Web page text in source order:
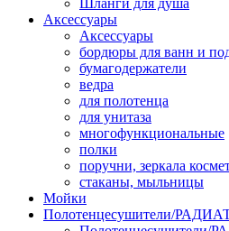
Шланги для душа
Аксессуары
Аксессуары
бордюры для ванн и
бумагодержатели
ведра
для полотенца
для унитаза
многофункциональные
полки
поручни, зеркала
стаканы, мыльницы
Мойки
Полотенцесушители/